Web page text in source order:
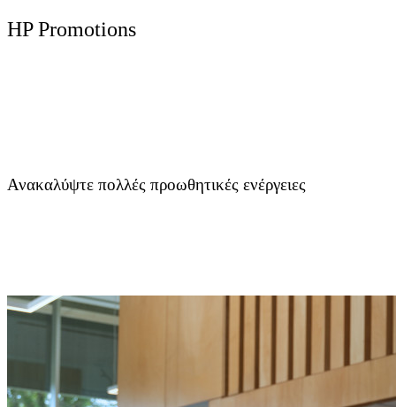
HP Promotions
Ανακαλύψτε πολλές προωθητικές ενέργειες